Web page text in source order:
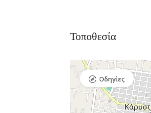
Τοποθεσία
Οδηγίες
Raval Χαλκιδα
Δημητρίου 1, Xαλκίδα
Ξενοδοχεία